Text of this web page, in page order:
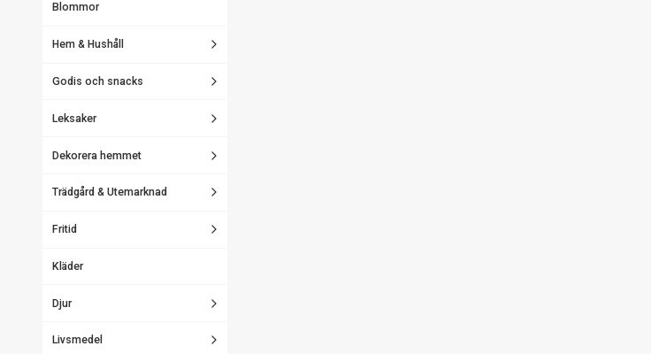
Blommor
Hem & Hushåll
Godis och snacks
Leksaker
Dekorera hemmet
Trädgård & Utemarknad
Fritid
Kläder
Djur
Livsmedel